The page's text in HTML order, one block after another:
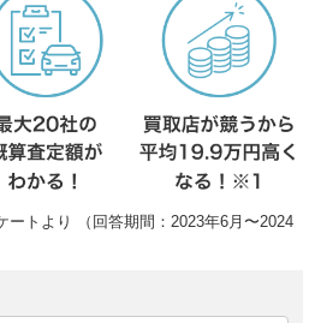
ートより （回答期間：2023年6月〜2024